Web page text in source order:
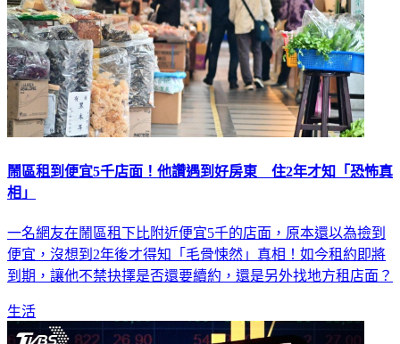
鬧區租到便宜5千店面！他讚遇到好房東 住2年才知「恐怖真
相」
一名網友在鬧區租下比附近便宜5千的店面，原本還以為撿到
便宜，沒想到2年後才得知「毛骨悚然」真相！如今租約即將
到期，讓他不禁抉擇是否還要續約，還是另外找地方租店面？
生活